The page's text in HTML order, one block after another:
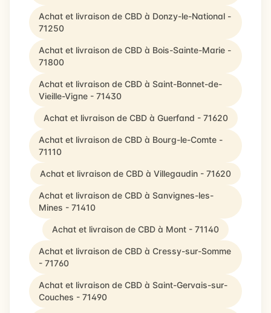
Achat et livraison de CBD à Donzy-le-National -
71250
Achat et livraison de CBD à Bois-Sainte-Marie -
71800
Achat et livraison de CBD à Saint-Bonnet-de-
Vieille-Vigne - 71430
Achat et livraison de CBD à Guerfand - 71620
Achat et livraison de CBD à Bourg-le-Comte -
71110
Achat et livraison de CBD à Villegaudin - 71620
Achat et livraison de CBD à Sanvignes-les-
Mines - 71410
Achat et livraison de CBD à Mont - 71140
Achat et livraison de CBD à Cressy-sur-Somme
- 71760
Achat et livraison de CBD à Saint-Gervais-sur-
Couches - 71490